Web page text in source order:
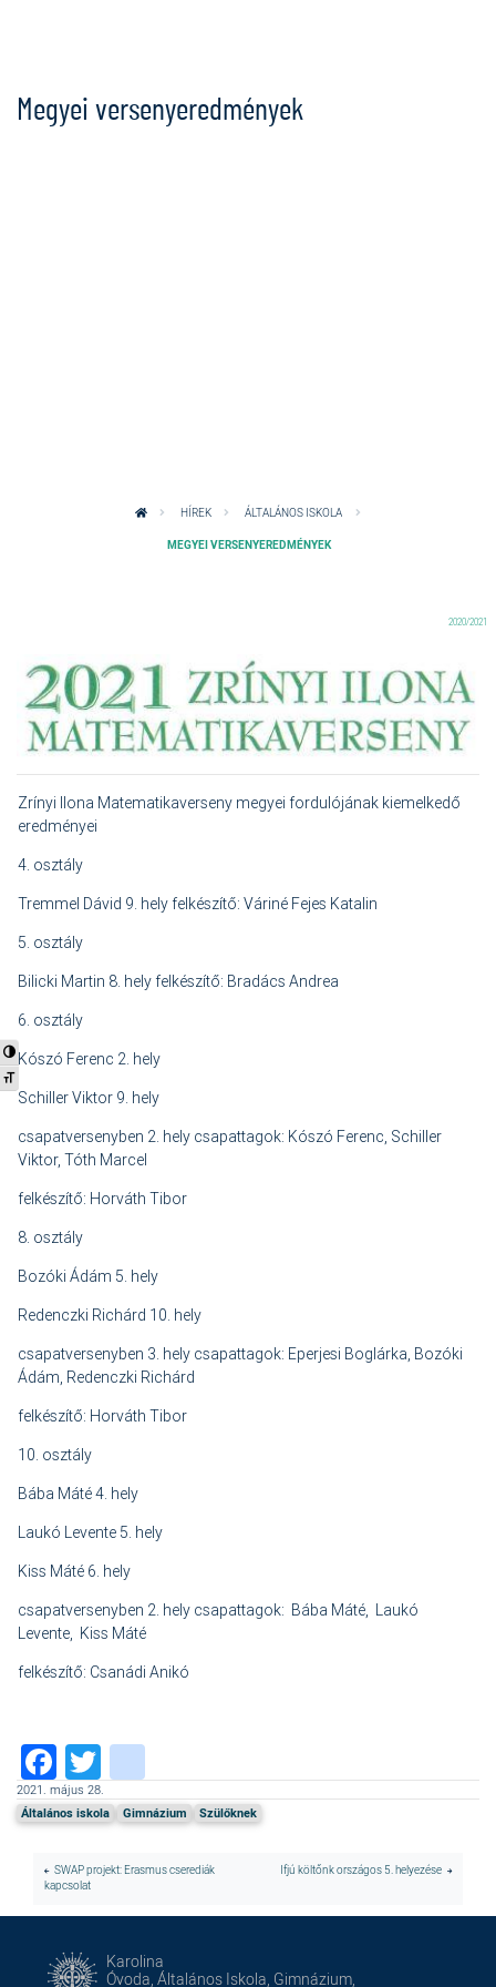
Nagy kontraszt váltása
Betűméret váltása
Megyei versenyeredmények
HÍREK ÁLTALÁNOS ISKOLA
MEGYEI VERSENYEREDMÉNYEK
2020/2021
Zrínyi Ilona Matematikaverseny megyei fordulójának kiemelkedő
eredményei
4. osztály
Tremmel Dávid 9. hely felkészítő: Váriné Fejes Katalin
5. osztály
Bilicki Martin 8. helyfelkészítő: Bradács Andrea
6. osztály
Kószó Ferenc 2. hely
Schiller Viktor 9. hely
csapatversenyben 2. hely csapattagok: Kószó Ferenc, Schiller
Viktor, Tóth Marcel
felkészítő: Horváth Tibor
8. osztály
Bozóki Ádám 5. hely
Redenczki Richárd 10. hely
csapatversenyben 3. hely csapattagok: Eperjesi Boglárka, Bozóki
Ádám, Redenczki Richárd
felkészítő: Horváth Tibor
10. osztály
Bába Máté 4. hely
Laukó Levente 5. hely
Kiss Máté 6. hely
csapatversenyben 2. hely csapattagok: Bába Máté, Laukó
Levente, Kiss Máté
felkészítő: Csanádi Anikó
Facebook
Twitter
2021. május 28.
Általános iskola Gimnázium Szülőknek
SWAP projekt: Erasmus cserediák
kapcsolat
Ifjú költőnk országos 5. helyezése
Karolina
Óvoda, Általános Iskola, Gimnázium,